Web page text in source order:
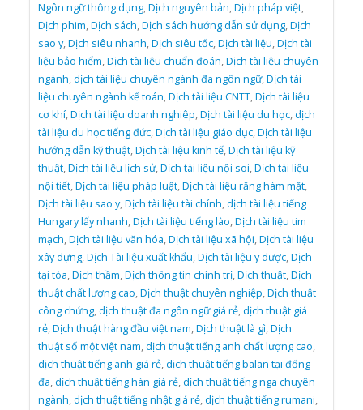
Ngôn ngữ thông dụng,Dịch nguyên bản,Dịch pháp việt,
Dịch phim,Dịch sách,Dịch sách hướng dẫn sử dụng,Dịch
sao y,Dịch siêu nhanh,Dịch siêu tốc,Dịch tài liệu,Dịch tài
liệu bảo hiểm,Dịch tài liệu chuẩn đoán,Dịch tài liệu chuyên
ngành,dịch tài liệu chuyên ngành đa ngôn ngữ,Dịch tài
liệu chuyên ngành kế toán,Dịch tài liệu CNTT,Dịch tài liệu
cơ khí,Dịch tài liệu doanh nghiêp,Dịch tài liệu du học,dịch
tài liệu du học tiếng đức,Dịch tài liệu giáo dục,Dịch tài liệu
hướng dẫn kỹ thuật,Dịch tài liệu kinh tế,Dịch tài liệu kỹ
thuật,Dịch tài liệu lịch sử,Dịch tài liệu nội soi,Dịch tài liệu
nội tiết,Dịch tài liệu pháp luật,Dịch tài liệu răng hàm mặt,
Dịch tài liệu sao y,Dịch tài liệu tài chính,dịch tài liệu tiếng
Hungary lấy nhanh,Dịch tài liệu tiếng lào,Dịch tài liệu tim
mạch,Dịch tài liệu văn hóa,Dịch tài liệu xã hội,Dịch tài liệu
xây dựng,Dịch Tài liệu xuất khẩu,Dịch tài liệu y dược,Dịch
tại tòa,Dịch thầm,Dịch thông tin chính trị,Dịch thuật,Dịch
thuật chất lượng cao,Dịch thuật chuyên nghiệp,Dịch thuật
công chứng,dịch thuật đa ngôn ngữ giá rẻ,dịch thuật giá
rẻ,Dịch thuật hàng đầu việt nam,Dịch thuật là gì,Dịch
thuật số một việt nam,dịch thuật tiếng anh chất lượng cao,
dịch thuật tiếng anh giá rẻ,dịch thuật tiếng balan tại đống
đa,dịch thuật tiếng hàn giá rẻ,dịch thuật tiếng nga chuyên
ngành,dịch thuật tiếng nhật giá rẻ,dịch thuật tiếng rumani,